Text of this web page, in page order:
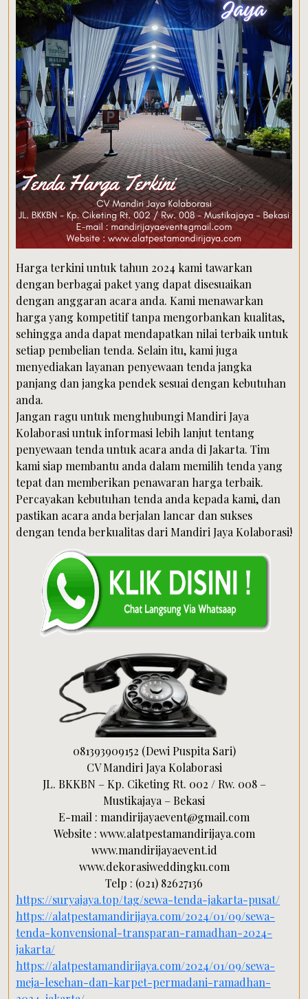
Harga terkini untuk tahun 2024 kami tawarkan
dengan berbagai paket yang dapat disesuaikan
dengan anggaran acara anda. Kami menawarkan
harga yang kompetitif tanpa mengorbankan kualitas,
sehingga anda dapat mendapatkan nilai terbaik untuk
setiap pembelian tenda. Selain itu, kami juga
menyediakan layanan penyewaan tenda jangka
panjang dan jangka pendek sesuai dengan kebutuhan
anda.
Jangan ragu untuk menghubungi Mandiri Jaya
Kolaborasi untuk informasi lebih lanjut tentang
penyewaan tenda untuk acara anda di Jakarta. Tim
kami siap membantu anda dalam memilih tenda yang
tepat dan memberikan penawaran harga terbaik.
Percayakan kebutuhan tenda anda kepada kami, dan
pastikan acara anda berjalan lancar dan sukses
dengan tenda berkualitas dari Mandiri Jaya Kolaborasi!
081393909152 (Dewi Puspita Sari)
CV Mandiri Jaya Kolaborasi
JL. BKKBN – Kp. Ciketing Rt. 002 / Rw. 008 –
Mustikajaya – Bekasi
E-mail : mandirijayaevent@gmail.com
Website : www.alatpestamandirijaya.com
www.mandirijayaevent.id
www.dekorasiweddingku.com
Telp : (021) 82627136
https://suryajaya.top/tag/sewa-tenda-jakarta-pusat/
https://alatpestamandirijaya.com/2024/01/09/sewa-
tenda-konvensional-transparan-ramadhan-2024-
jakarta/
https://alatpestamandirijaya.com/2024/01/09/sewa-
meja-lesehan-dan-karpet-permadani-ramadhan-